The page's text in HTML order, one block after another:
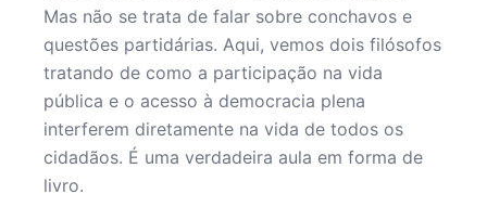
Mas não se trata de falar sobre conchavos e
questões partidárias. Aqui, vemos dois filósofos
tratando de como a participação na vida
pública e o acesso à democracia plena
interferem diretamente na vida de todos os
cidadãos. É uma verdadeira aula em forma de
livro.